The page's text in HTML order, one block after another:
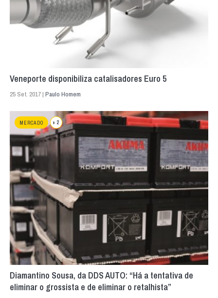
Veneporte disponibiliza catalisadores Euro 5
25 Set. 2017 | Paulo Homem
MERCADO + 2
Diamantino Sousa, da DDS AUTO: “Há a tentativa de
eliminar o grossista e de eliminar o retalhista”